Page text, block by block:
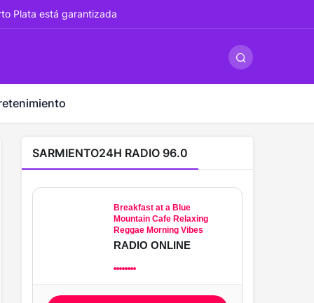
-betandyou vbett34.com
Plata está garantizada
SARMIENTO24H RADIO 96.0
Breakfast at a Blue
Mountain Cafe Relaxing
Reggae Morning Vibes
RADIO ONLINE